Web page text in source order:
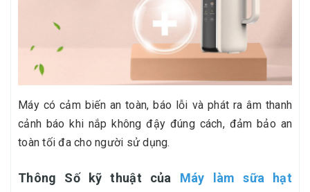
Máy có cảm biến an toàn, báo lỗi và phát ra âm thanh
cảnh báo khi nắp không đậy đúng cách, đảm bảo an
toàn tối đa cho người sử dụng.
Thông Số kỹ thuật của Máy làm sữa hạt